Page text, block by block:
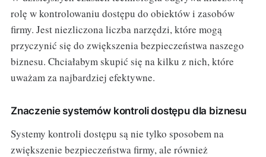
rolę w kontrolowaniu dostępu do obiektów i zasobów
firmy. Jest niezliczona liczba narzędzi, które mogą
przyczynić się do zwiększenia bezpieczeństwa naszego
biznesu. Chciałabym skupić się na kilku z nich, które
uważam za najbardziej efektywne.
Znaczenie systemów kontroli dostępu dla biznesu
Systemy kontroli dostępu są nie tylko sposobem na
zwiększenie bezpieczeństwa firmy, ale również